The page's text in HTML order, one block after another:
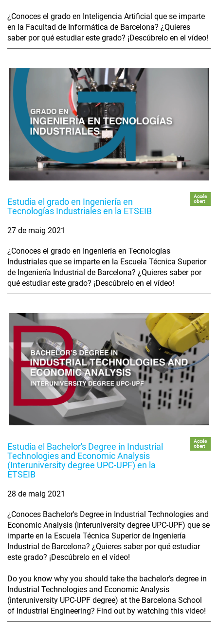
¿Conoces el grado en Inteligencia Artificial que se imparte
en la Facultad de Informática de Barcelona? ¿Quieres
saber por qué estudiar este grado? ¡Descúbrelo en el vídeo!
Estudia el grado en Ingeniería en
Tecnologías Industriales en la ETSEIB
Accés
obert
27 de maig 2021
¿Conoces el grado en Ingeniería en Tecnologías
Industriales que se imparte en la Escuela Técnica Superior
de Ingeniería Industrial de Barcelona? ¿Quieres saber por
qué estudiar este grado? ¡Descúbrelo en el vídeo!
Estudia el Bachelor's Degree in Industrial
Technologies and Economic Analysis
(Interuniversity degree UPC-UPF) en la
ETSEIB
Accés
obert
28 de maig 2021
¿Conoces Bachelor's Degree in Industrial Technologies and
Economic Analysis (Interuniversity degree UPC-UPF) que se
imparte en la Escuela Técnica Superior de Ingeniería
Industrial de Barcelona? ¿Quieres saber por qué estudiar
este grado? ¡Descúbrelo en el vídeo!
Do you know why you should take the bachelor’s degree in
Industrial Technologies and Economic Analysis
(interuniversity UPC-UPF degree) at the Barcelona School
of Industrial Engineering? Find out by watching this video!